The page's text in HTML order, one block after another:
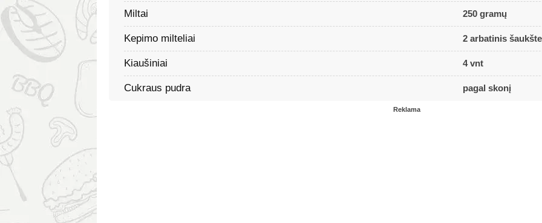
Miltai 250 gramų
Kepimo milteliai 2 arbatinis
Kiaušiniai 4 vnt
Cukraus pudra pagal skonį
Reklama